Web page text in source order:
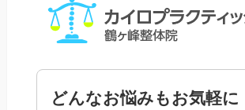
どんなお悩みもお気軽に